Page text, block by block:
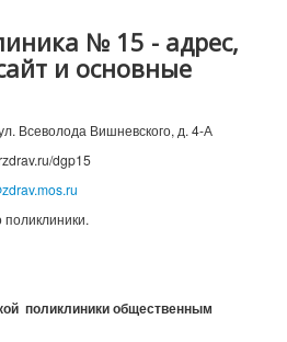
№ 15 - адрес,
и основные
Всеволода Вишневского, д. 4-А
dgp15
поликлиники.
поликлиникиобщественным